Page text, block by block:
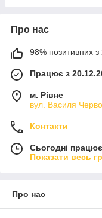
Про нас
98% позитивних з
Працює з
м. Рівне
вул. Василя
Контакти
Сьогодні
Показати весь
Про нас